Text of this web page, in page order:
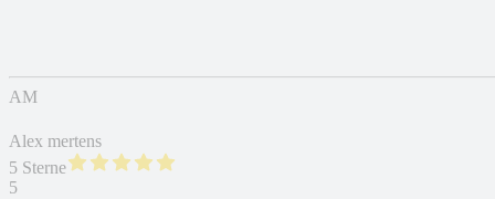
AM
Alex mertens
5 Sterne
5